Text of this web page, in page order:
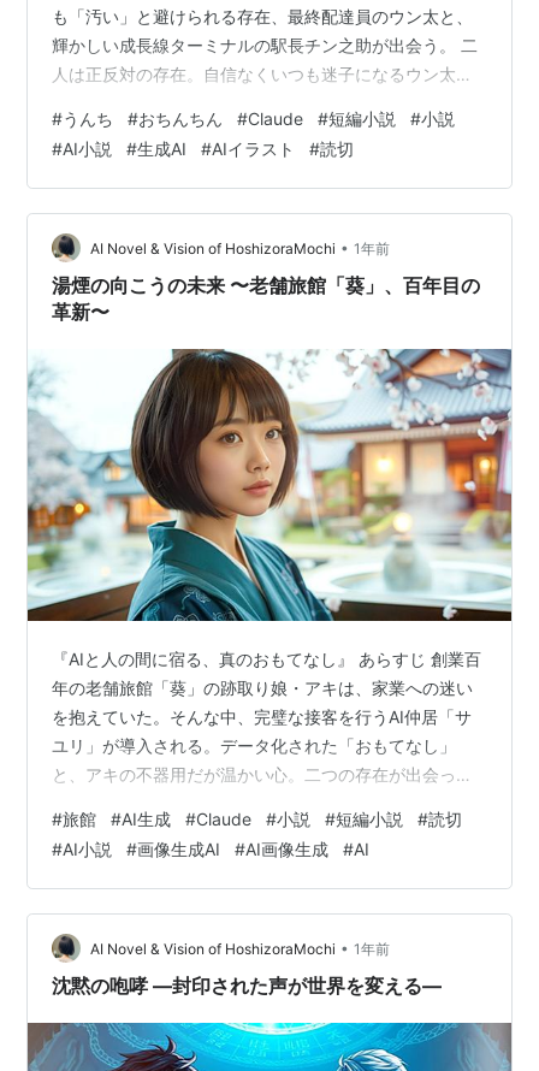
も「汚い」と避けられる存在、最終配達員のウン太と、
輝かしい成長線ターミナルの駅長チン之助が出会う。 二
人は正反対の存在。自信なくいつも迷子になるウン太
入したバイラスター皇帝の軍団が「大停滞」を引き起こ
し、体内世界が危機に！ 「僕のような存在に何ができる
んだろう…」と悩むウン太だが、実は彼だけが知る秘密
のバイパスルートが世界を救う鍵だった。 最終決戦で二
人は真の絆を結び、見過ごされてきた「排出」の力が
「成長」と共に生命を支える重要な柱だと気づく…
#うんち #おちんちん #Claude #短編小説 #小説
#AI小説 #生成AI #AIイラスト #読切
AI Novel & Vision of HoshizoraMochi • 1年前
湯煙の向こうの未来 〜老舗旅館「葵」、百年目の
革新〜
『AIと人の間に宿る、真のおもてなし』 あらすじ 創業百
年の老舗旅館「葵」の跡取り娘・アキは、家業への迷い
を抱えていた。そんな中、完璧な接客を行うAI仲居「サ
ユリ」が導入される。データ化された「おもてなし」
と、アキの不器用だが温かい心。二つの存在が出会った
「完璧すぎる予測可能さ」と「美しいと感じる心」—老
朽化した建物と最新技術の狭間で、伝統と革新の新たな
共存の形を模索する感動の物語。アキはサユリとの関わ
りを通じて、自分だけの「葵」を見つけられるのか。 本
作品は、ClaudeとGeminiを利用して創作しました。 文字
数 5,292字の短編小説で…
#旅館 #AI生成 #Claude #小説 #短編小説 #読切
#AI小説 #画像生成AI #AI画像生成 #AI
AI Novel & Vision of HoshizoraMochi • 1年前
沈黙の咆哮 ―封印された声が世界を変える―